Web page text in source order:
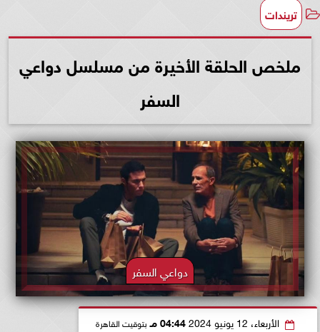
تريندات
ملخص الحلقة الأخيرة من مسلسل دواعي
السفر
دواعي السفر
الأربعاء، 12 يونيو 2024 04:44 مـ بتوقيت القاهرة